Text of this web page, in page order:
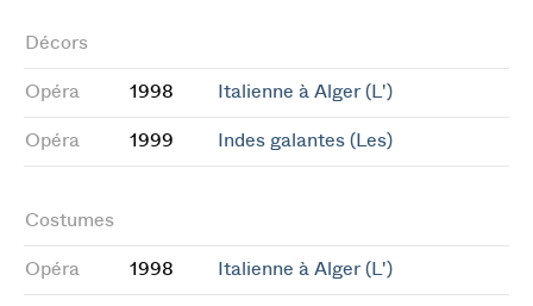
Décors
Opéra 1998 Italienne à Alger (L')
Opéra 1999 Indes galantes (Les)
Costumes
Opéra 1998 Italienne à Alger (L')